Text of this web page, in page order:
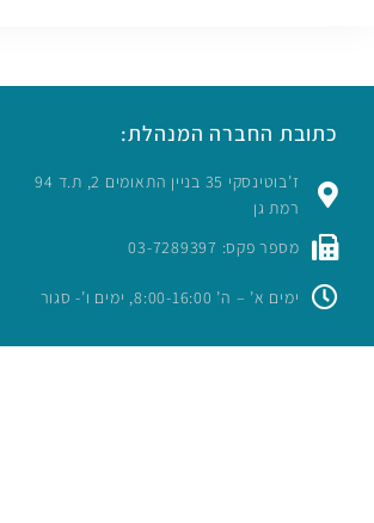
כתובת החברה המנהלת:
ז’בוטינסקי 35 בניין התאומים 2, ת.ד 94
רמת גן
מספר פקס: 03-7289397
ימים א’ – ה’ 8:00-16:00, ימים ו’- סגור